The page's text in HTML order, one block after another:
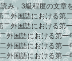
み，3級程度の文章
外国語における第
外国語における第
外国語における第一
外国語における第一
外国語における第一